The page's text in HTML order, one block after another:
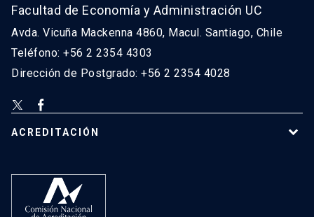
Facultad de Economía y Administración UC
Avda. Vicuña Mackenna 4860, Macul. Santiago, Chile
Teléfono: +56 2 2354 4303
Dirección de Postgrado: +56 2 2354 4028
ACREDITACIÓN